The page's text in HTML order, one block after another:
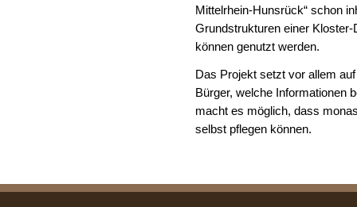
Mittelrhein-Hunsrück“ schon
Grundstrukturen einer
können genutzt werden.
Das Projekt setzt vor allem
Bürger, welche Informationen
macht es möglich, dass
selbst pflegen können.